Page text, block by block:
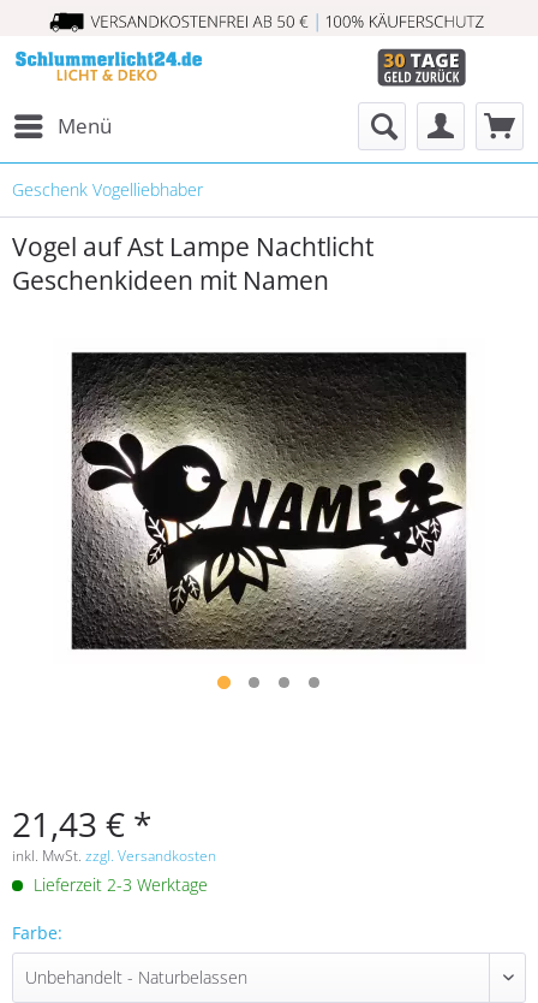
Menü
Geschenk Vogelliebhaber
Vogel auf Ast Lampe Nachtlicht
Geschenkideen mit Namen
21,43 € *
inkl. MwSt. zzgl. Versandkosten
Lieferzeit 2-3 Werktage
Farbe: